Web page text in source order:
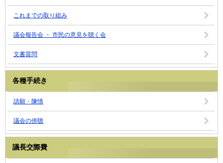
これまでの取り組み
議会報告会 ・ 市民の意見を聴く会
文書質問
各種手続き
請願・陳情
議会の傍聴
議長交際費